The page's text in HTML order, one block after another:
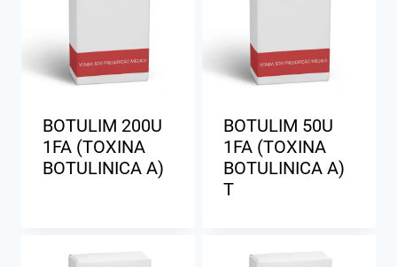
BOTULIM 200U
1FA (TOXINA
BOTULINICA A)
BOTULIM 50U
1FA (TOXINA
BOTULINICA A)
T